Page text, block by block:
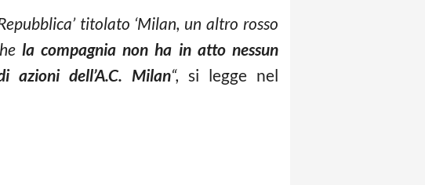
titolato ‘Milan, un altro rosso
la compagnia non ha in atto nessun
azioni dell’A.C. Milan“, si legge nel